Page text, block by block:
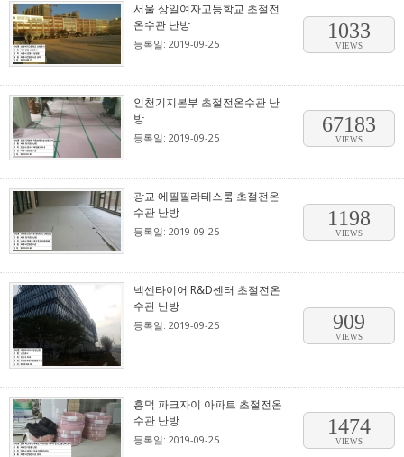
서울 상일여자고등학교 초절전
온수관 난방
등록일: 2019-09-25
1033
VIEWS
인천기지본부 초절전온수관 난
방
등록일: 2019-09-25
67183
VIEWS
광교 에필필라테스룸 초절전온
수관 난방
등록일: 2019-09-25
1198
VIEWS
넥센타이어 R&D센터 초절전온
수관 난방
등록일: 2019-09-25 909
VIEWS
흥덕 파크자이 아파트 초절전온
수관 난방
등록일: 2019-09-25
1474
VIEWS